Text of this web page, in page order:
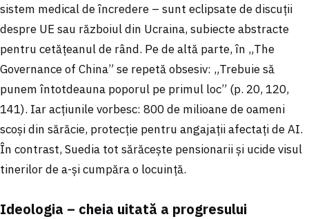
sistem medical de încredere – sunt eclipsate de discuții
despre UE sau războiul din Ucraina, subiecte abstracte
pentru cetățeanul de rând. Pe de altă parte, în „The
Governance of China” se repetă obsesiv: „Trebuie să
punem întotdeauna poporul pe primul loc” (p. 20, 120,
141). Iar acțiunile vorbesc: 800 de milioane de oameni
scoși din sărăcie, protecție pentru angajații afectați de AI.
În contrast, Suedia tot sărăcește pensionarii și ucide visul
tinerilor de a-și cumpăra o locuință.
Ideologia – cheia uitată a progresului